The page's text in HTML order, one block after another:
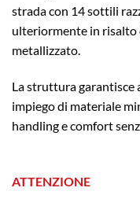
strada con 14 sottili
ulteriormente in
metallizzato.
La struttura garantisce
impiego di materiale
handling e comfort
ATTENZIONE